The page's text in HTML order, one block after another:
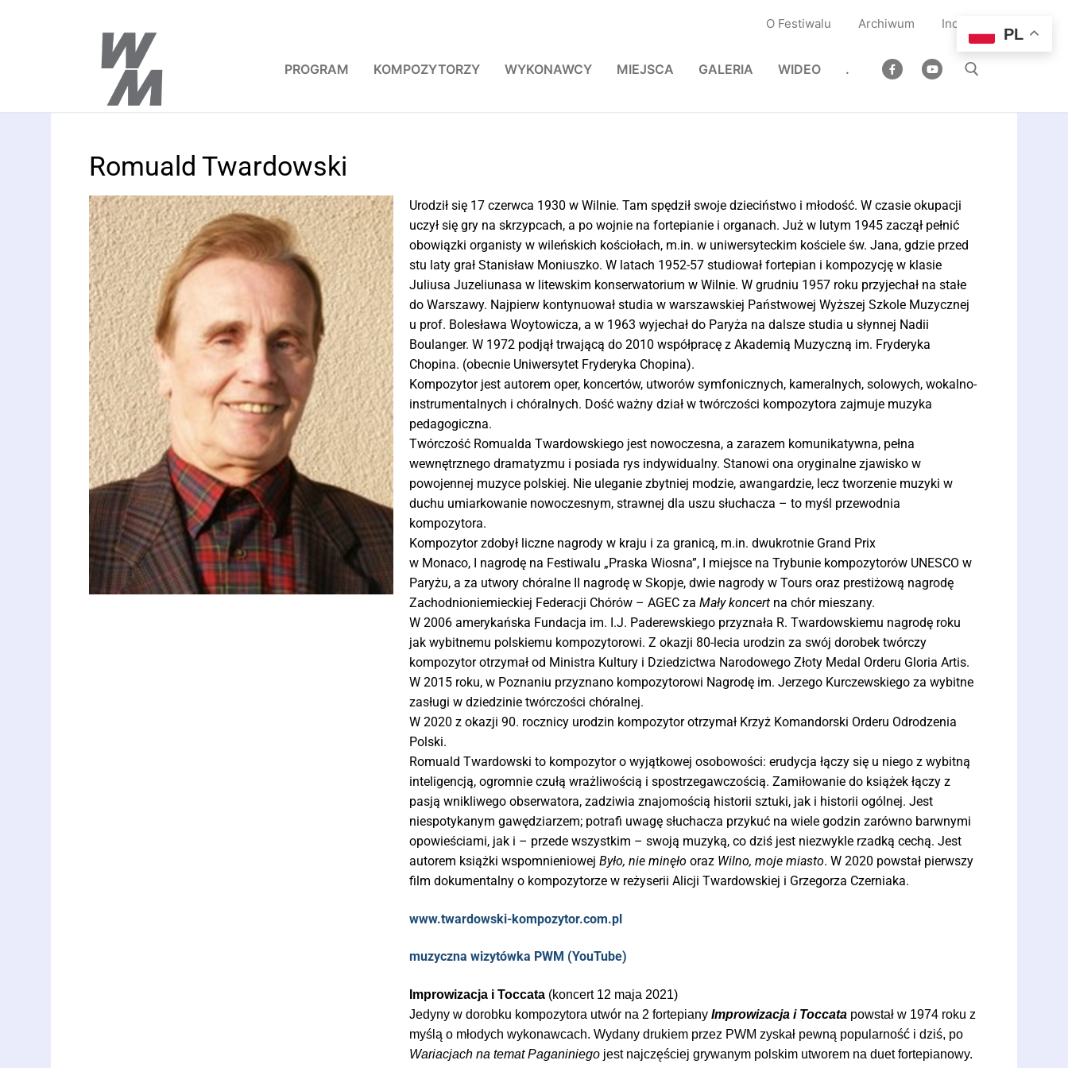
O Festiwalu Archiwum Indeks
PROGRAM KOMPOZYTORZY WYKONAWCY MIEJSCA GALERIA WIDEO .
Romuald Twardowski
Urodził się 17 czerwca 1930 w Wilnie. Tam spędził swoje dzieciństwo i młodość. W czasie okupacji
uczył się gry na skrzypcach, a po wojnie na fortepianie i organach. Już w lutym 1945 zaczął pełnić
obowiązki organisty w wileńskich kościołach, m.in. w uniwersyteckim kościele św. Jana, gdzie przed
stu laty grał Stanisław Moniuszko. W latach 1952-57 studiował fortepian i kompozycję w klasie
Juliusa Juzeliunasa w litewskim konserwatorium w Wilnie. W grudniu 1957 roku przyjechał na stałe
do Warszawy. Najpierw kontynuował studia w warszawskiej Państwowej Wyższej Szkole Muzycznej
u prof. Bolesława Woytowicza, a w 1963 wyjechał do Paryża na dalsze studia u słynnej Nadii
Boulanger. W 1972 podjął trwającą do 2010 współpracę z Akademią Muzyczną im. Fryderyka
Chopina. (obecnie Uniwersytet Fryderyka Chopina).
Kompozytor jest autorem oper, koncertów, utworów symfonicznych, kameralnych, solowych, wokalno-
instrumentalnych i chóralnych. Dość ważny dział w twórczości kompozytora zajmuje muzyka
pedagogiczna.
Twórczość Romualda Twardowskiego jest nowoczesna, a zarazem komunikatywna, pełna
wewnętrznego dramatyzmu i posiada rys indywidualny. Stanowi ona oryginalne zjawisko w
powojennej muzyce polskiej. Nie uleganie zbytniej modzie, awangardzie, lecz tworzenie muzyki w
duchu umiarkowanie nowoczesnym, strawnej dla uszu słuchacza – to myśl przewodnia
kompozytora.
Kompozytor zdobył liczne nagrody w kraju i za granicą, m.in. dwukrotnie Grand Prix
w Monaco, I nagrodę na Festiwalu „Praska Wiosna”, I miejsce na Trybunie kompozytorów UNESCO w
Paryżu, a za utwory chóralne II nagrodę w Skopje, dwie nagrody w Tours oraz prestiżową nagrodę
Zachodnioniemieckiej Federacji Chórów – AGEC zaMały koncert na chór mieszany.
W 2006 amerykańska Fundacja im. I.J. Paderewskiego przyznała R. Twardowskiemu nagrodę roku
jak wybitnemu polskiemu kompozytorowi. Z okazji 80-lecia urodzin za swój dorobek twórczy
kompozytor otrzymał od Ministra Kultury i Dziedzictwa Narodowego Złoty Medal Orderu Gloria Artis.
W 2015 roku, w Poznaniu przyznano kompozytorowi Nagrodę im. Jerzego Kurczewskiego za wybitne
zasługi w dziedzinie twórczości chóralnej.
W 2020 z okazji 90. rocznicy urodzin kompozytor otrzymał Krzyż Komandorski Orderu Odrodzenia
Polski.
Romuald Twardowski to kompozytor o wyjątkowej osobowości: erudycja łączy się u niego z wybitną
inteligencją, ogromnie czułą wrażliwością i spostrzegawczością. Zamiłowanie do książek łączy z
pasją wnikliwego obserwatora, zadziwia znajomością historii sztuki, jak i historii ogólnej. Jest
niespotykanym gawędziarzem; potrafi uwagę słuchacza przykuć na wiele godzin zarówno barwnymi
opowieściami, jak i – przede wszystkim – swoją muzyką, co dziś jest niezwykle rzadką cechą. Jest
autorem książki wspomnieniowejByło, nie minęło oraz Wilno, moje miasto. W 2020 powstał pierwszy
film dokumentalny o kompozytorze w reżyserii Alicji Twardowskiej i Grzegorza Czerniaka.
www.twardowski-kompozytor.com.pl
muzyczna wizytówka PWM (YouTube)
Improwizacja i Toccata (koncert 12 maja 2021)
Jedyny w dorobku kompozytora utwór na 2 fortepianyImprowizacja i Toccata powstał w 1974 roku z
myślą o młodych wykonawcach. Wydany drukiem przez PWM zyskał pewną popularność i dziś, po
Wariacjach na temat Paganiniego jest najczęściej grywanym polskim utworem na duet fortepianowy.
PL